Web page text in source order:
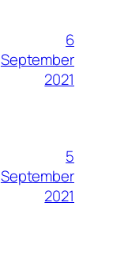
6
September
2021
5
September
2021